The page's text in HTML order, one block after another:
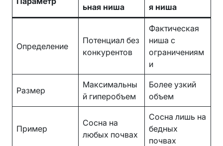
ьная ниша
я ниша
Определение
Потенциал без
конкурентов
Фактическая
ниша с
ограничениям
и
Размер
Максимальны
й гиперобъем
Более узкий
объем
Пример
Сосна на
любых почвах
Сосна лишь на
бедных
почвах